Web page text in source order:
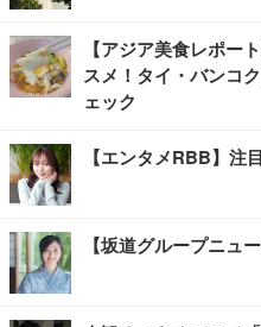
【アジア美食レポー
スメ！タイ・バンコ
ェック
【エンタメRBB】注
【坂道グループニュ